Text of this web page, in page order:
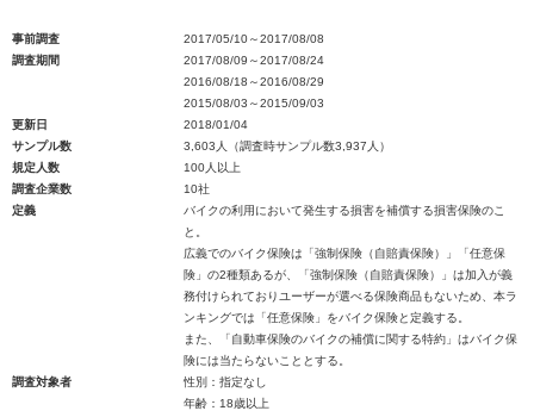
事前調査
2017/05/10～2017/08/08
調査期間
2017/08/09～2017/08/24
2016/08/18～2016/08/29
2015/08/03～2015/09/03
更新日
2018/01/04
サンプル数
3,603人（調査時サンプル数3,937人）
規定人数
100人以上
調査企業数
10社
定義
バイクの利用において発生する損害を補償する損害保険のこ
と。
広義でのバイク保険は「強制保険（自賠責保険）」「任意保
険」の2種類あるが、「強制保険（自賠責保険）」は加入が義
務付けられておりユーザーが選べる保険商品もないため、本ラ
ンキングでは「任意保険」をバイク保険と定義する。
また、「自動車保険のバイクの補償に関する特約」はバイク保
険には当たらないこととする。
調査対象者
性別：指定なし
年齢：18歳以上